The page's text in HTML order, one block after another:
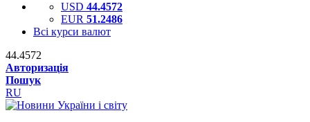
USD 44.4572
EUR 51.2486
Всі курси валют
44.4572
Авторизація
Пошук
RU